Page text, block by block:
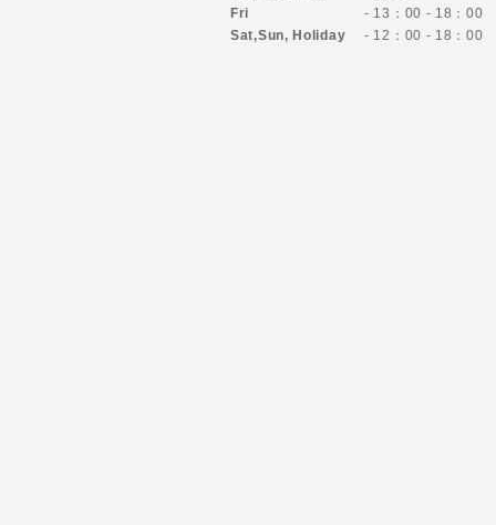
Fri
- 13：00 - 18：00
Sat,Sun,Holiday - 12：00 - 18：00